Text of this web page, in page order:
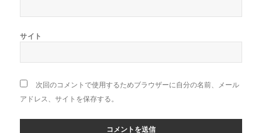
サイト
次回のコメントで使用するためブラウザーに自分の名前、メール
アドレス、サイトを保存する。